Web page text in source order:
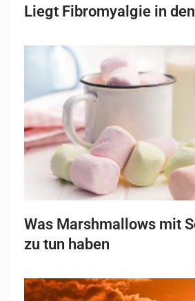
Liegt Fibromyalgie in
Was Marshmallows mit
zu tun haben